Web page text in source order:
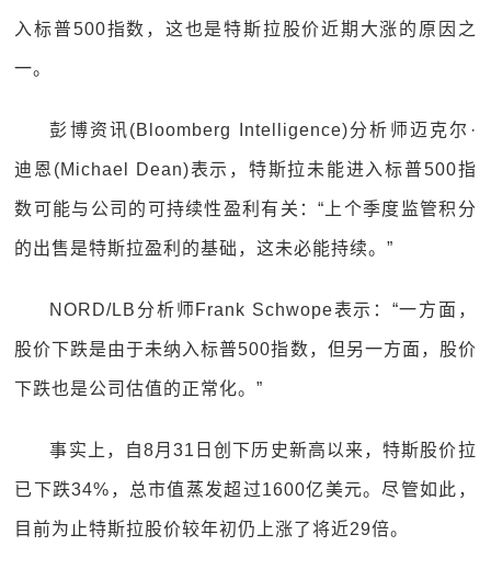
入标普500指数，这也是特斯拉股价近期大涨的原因之
一。
彭博资讯(Bloomberg Intelligence)分析师迈克尔·
迪恩(Michael Dean)表示，特斯拉未能进入标普500指
数可能与公司的可持续性盈利有关：“上个季度监管积分
的出售是特斯拉盈利的基础，这未必能持续。”
NORD/LB分析师Frank Schwope表示：“一方面，
股价下跌是由于未纳入标普500指数，但另一方面，股价
下跌也是公司估值的正常化。”
事实上，自8月31日创下历史新高以来，特斯股价拉
已下跌34%，总市值蒸发超过1600亿美元。尽管如此，
目前为止特斯拉股价较年初仍上涨了将近29倍。